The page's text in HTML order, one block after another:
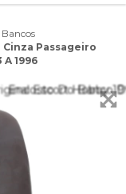
Bancos
Passageiro
1996